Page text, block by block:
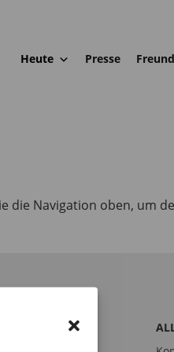
Heute Presse
die Navigation oben, um